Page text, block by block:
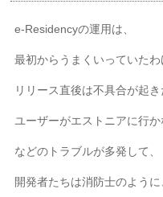
e-Residencyの運用は、
最初からうまくいっていたわ
リリース直後は不具合が起き
ユーザーがエストニアに行
などのトラブルが多発して、
開発者たちは消防士のように